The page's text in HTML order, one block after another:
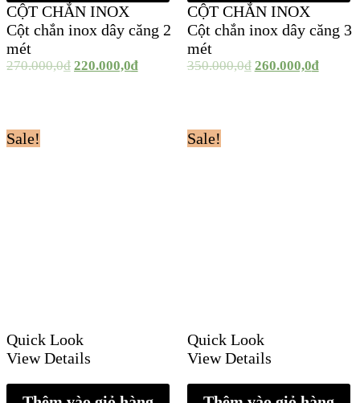
CỘT CHẮN INOX
Cột chắn inox dây căng 2
mét
270.000,0₫ 220.000,0₫
CỘT CHẮN INOX
Cột chắn inox dây căng 3
mét
350.000,0₫ 260.000,0₫
Sale!
Quick Look
View Details
Sale!
Quick Look
View Details